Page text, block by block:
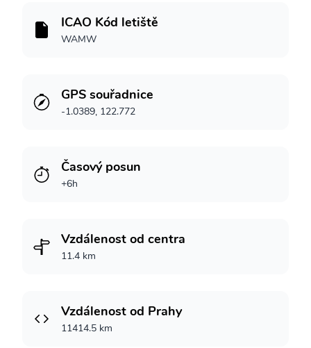
ICAO Kód letiště
WAMW
GPS souřadnice
-1.0389, 122.772
Časový posun
+6h
Vzdálenost od centra
11.4 km
Vzdálenost od Prahy
11414.5 km